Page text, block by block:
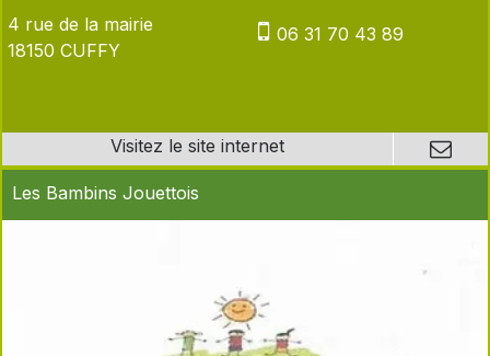
4 rue de la mairie
18150 CUFFY
06 31 70 43 89
Les Bambins Jouettois